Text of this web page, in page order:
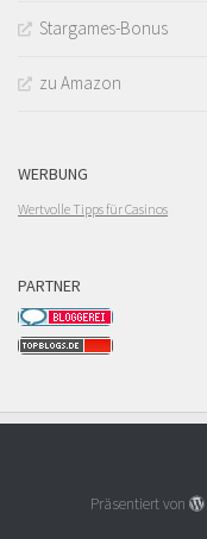
Stargames-Bonus
zu Amazon
WERBUNG
Wertvolle Tipps für Casinos
PARTNER
Präsentiert von